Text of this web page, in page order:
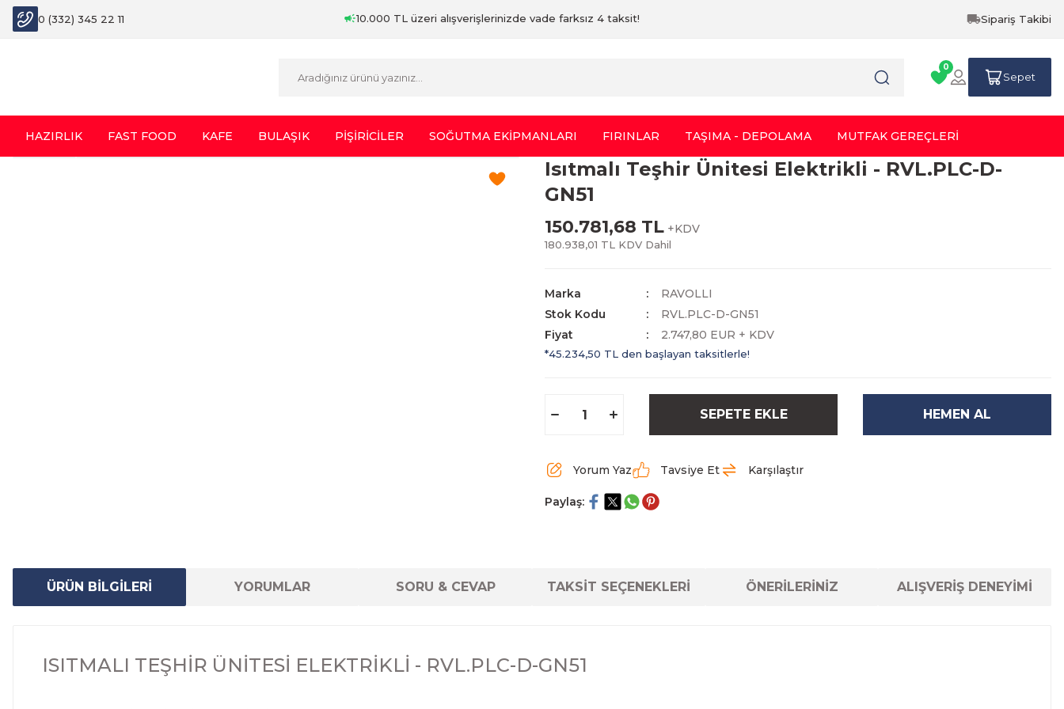
0 (332) 345 22 11 10.000 TL üzeri alışverişlerinizde vade farksız 4 taksit! Sipariş Takibi
0
Sepet
HAZIRLIK FAST FOOD KAFE BULAŞIK PİŞİRİCİLER SOĞUTMA EKİPMANLARI FIRINLAR TAŞIMA - DEPOLAMA MUTFAK GEREÇLERİ
Isıtmalı Teşhir Ünitesi Elektrikli - RVL.PLC-D-
GN51
150.781,68 TL +KDV
180.938,01 TL KDV Dahil
Marka
RAVOLLI
Stok Kodu
RVL.PLC-D-GN51
Fiyat
2.747,80 EUR + KDV
*45.234,50 TL den başlayan taksitlerle!
SEPETE EKLE HEMEN AL
Yorum Yaz Tavsiye Et Karşılaştır
Paylaş:
ÜRÜN BİLGİLERİ YORUMLAR SORU & CEVAP TAKSİT SEÇENEKLERİ ÖNERİLERİNİZ ALIŞVERİŞ DENEYİMİ
ISITMALI TEŞHİR ÜNİTESİ ELEKTRİKLİ - RVL.PLC-D-GN51